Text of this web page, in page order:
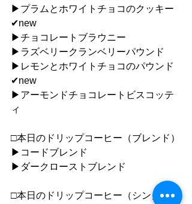
▶︎プラムとホワイトチョコのクッキー
✔︎new
▶︎チョコレートブラウニー
▶︎ラズベリークランベリーパウンド
▶︎レモンとホワイトチョコのパウンド
✔︎new
▶︎アーモンドチョコレートビスコッテ
ィ
□本日のドリップコーヒー（ブレンド）
▶︎コードブレンド
▶︎ダークローストブレンド
□本日のドリップコーヒー（シングルオ